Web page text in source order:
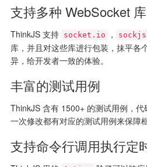
支持多种 WebSocket 库
ThinkJS 支持 socket.io ， sockjs
库，并且对这些库进行包装，抹平各
异，给开发者一致的体验。
丰富的测试用例
ThinkJS 含有 1500+ 的测试用例，
一次修改都有对应的测试用例来保障
支持命令行调用执行定